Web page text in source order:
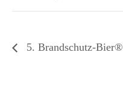
5. Brandschutz-